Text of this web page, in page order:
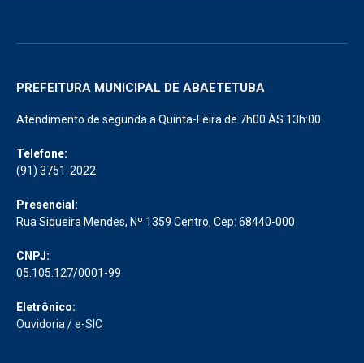
PREFEITURA MUNICIPAL DE ABAETETUBA
Atendimento de segunda a Quinta-Feira de 7h00 ÀS 13h:00
Telefone:
(91) 3751-2022
Presencial:
Rua Siqueira Mendes, Nº 1359 Centro, Cep: 68440-000
CNPJ:
05.105.127/0001-99
Eletrônico:
Ouvidoria /e-SIC